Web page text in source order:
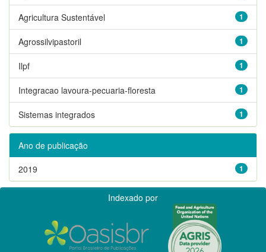
1
Agricultura Sustentável
1
Agrossilvipastoril
1
Ilpf
1
Integracao lavoura-pecuaria-floresta
1
Sistemas integrados
Ano de publicação
1
2019
Indexado por